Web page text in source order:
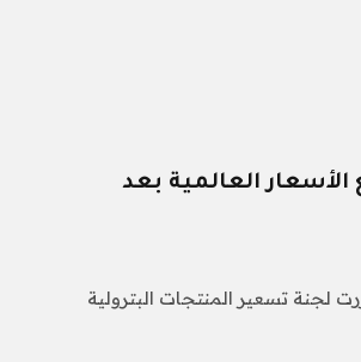
العالمية بعد
لجنة تسعير المنتجات البترولية